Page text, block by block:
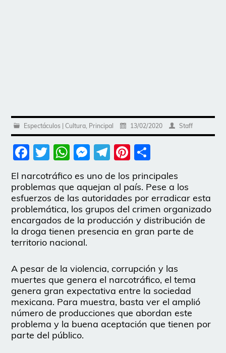
Espectáculos | Cultura Principal 13/02/2020 Staff
Facebook
Twitter
WhatsApp
Messenger
Telegram
Pinterest
El narcotráfico es uno de los principales
problemas que aquejan al país. Pese a los
esfuerzos de las autoridades por erradicar esta
problemática, los grupos del crimen organizado
encargados de la producción y distribución de
la droga tienen presencia en gran parte de
territorio nacional.
A pesar de la violencia, corrupción y las
muertes que genera el narcotráfico, el tema
genera gran expectativa entre la sociedad
mexicana. Para muestra, basta ver el amplió
número de producciones que abordan este
problema y la buena aceptación que tienen por
parte del público.